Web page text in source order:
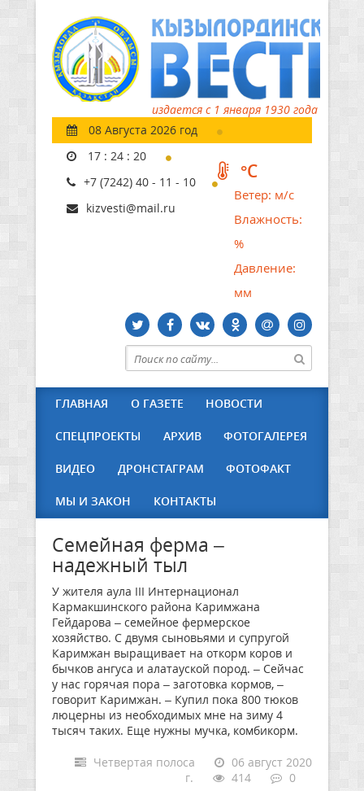
издается с 1 января 1930 года
08 Августа 2026 год
17 : 24 : 21
+7 (7242) 40 - 11 - 10
kizvesti@mail.ru
°C
Ветер: м/с
Влажность:
%
Давление:
мм
ГЛАВНАЯ О ГАЗЕТЕ НОВОСТИ
СПЕЦПРОЕКТЫ АРХИВ ФОТОГАЛЕРЕЯ
ВИДЕО ДРОНСТАГРАМ ФОТОФАКТ
МЫ И ЗАКОН КОНТАКТЫ
Семейная ферма –
надежный тыл
У жителя аула III Интернационал
Кармакшинского района Каримжана
Гейдарова – семейное фермерское
хозяйство. С двумя сыновьями и супругой
Каримжан выращивает на откорм коров и
бычков ангуса и алатауской пород. – Сейчас
у нас горячая пора – заготовка кормов, –
говорит Каримжан. – Купил пока 800 тюков
люцерны из необходимых мне на зиму 4
тысяч таких. Еще нужны мучка, комбикорм.
Четвертая полоса
06 август 2020
г.
414 0